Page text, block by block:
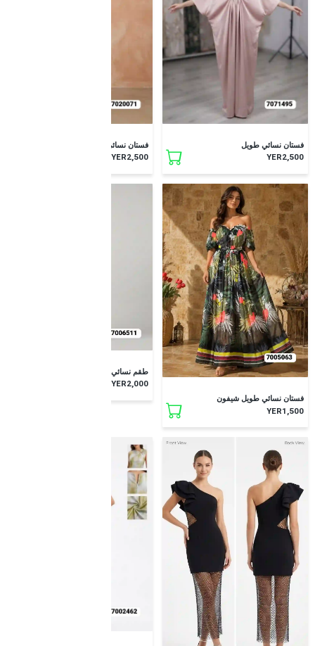
فستان نسائي طويل
YER2,500
فستان نسائي طويل
YER2,500
فستان نسائي طويل شيفون
YER1,500
طقم نسائي طويل
YER2,000